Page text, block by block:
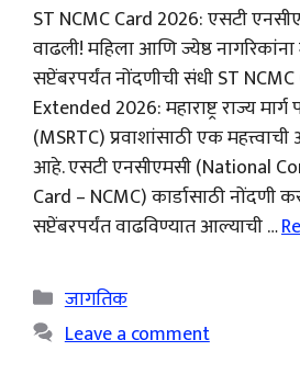
ST NCMC Card 2026: एसटी
वाढली! महिला आणि ज्येष्ठ नागरिकांना
सप्टेंबरपर्यंत नोंदणीची संधी ST
Extended 2026: महाराष्ट्र राज्य
(MSRTC) प्रवाशांसाठी एक
आहे. एसटी एनसीएमसी (National
Card – NCMC) कार्डासाठी नोंदणी
सप्टेंबरपर्यंत वाढविण्यात आल्याची …
Categories
जागतिक
Leave a comment